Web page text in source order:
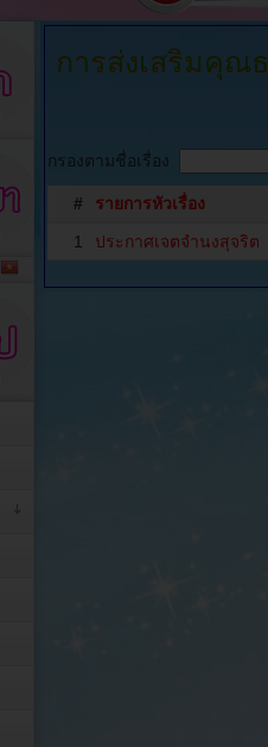
การส่งเสริมคุณ
กรองตามชื่อเรื่อง
#
รายการหัวเรื่อง
1
ประกาศเจตจำนงสุจริต